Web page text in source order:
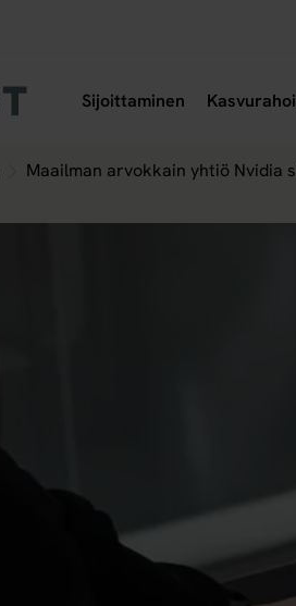
SijoittaminenAvaa
Maailman arvokkain yhtiö Nvidia